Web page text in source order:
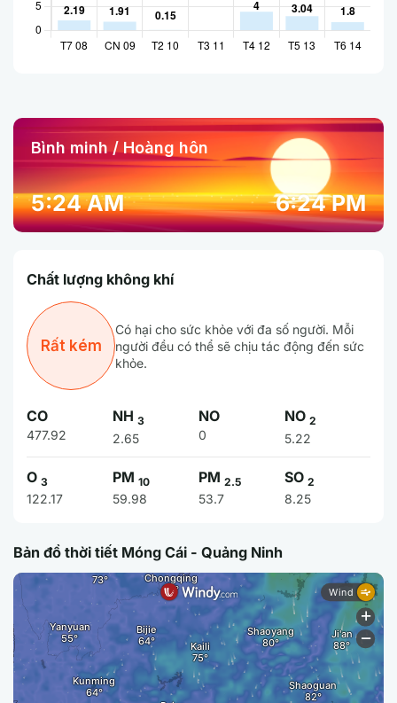
Bình minh / Hoàng hôn
5:24 AM 6:24 PM
Chất lượng không khí
Rất kém
Có hại cho sức khỏe với đa số người. Mỗi
người đều có thể sẽ chịu tác động đến sức
khỏe.
CO
477.92
NH 3
2.65
NO
0
NO 2
5.22
O 3
122.17
PM 10
59.98
PM 2.5
53.7
SO 2
8.25
Bản đồ thời tiết Móng Cái - Quảng Ninh